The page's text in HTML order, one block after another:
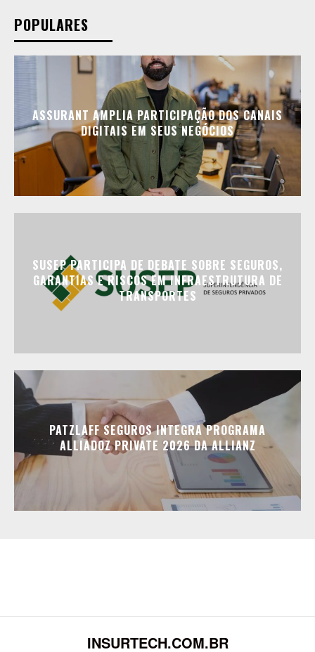
POPULARES
ASSURANT AMPLIA PARTICIPAÇÃO DOS CANAIS
DIGITAIS EM SEUS NEGÓCIOS
SUSEP PARTICIPA DE DEBATE SOBRE SEGUROS,
GARANTIAS E RISCOS EM INFRAESTRUTURA DE
TRANSPORTES
PATZLAFF SEGUROS INTEGRA PROGRAMA
ALLIADOZ PRIVATE 2026 DA ALLIANZ
INSURTECH.COM.BR